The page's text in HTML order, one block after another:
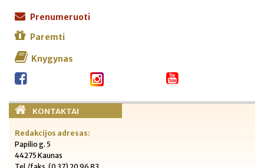
Prenumeruoti
Paremti
Knygynas
KONTAKTAI
Redakcijos adresas:
Papilio g. 5
44275 Kaunas